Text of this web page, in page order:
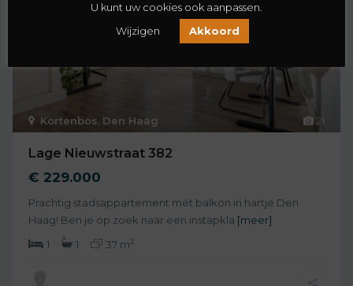
21
Kortenbos Den Haag
Lage Nieuwstraat 382
€ 229.000
Prachtig stadsappartement mét balkon in hartje Den
Haag! Ben je op zoek naar een instapkla [meer]
1
1 37 m2
U kunt uw cookies ook aanpassen.
Wijzigen
Akkoord